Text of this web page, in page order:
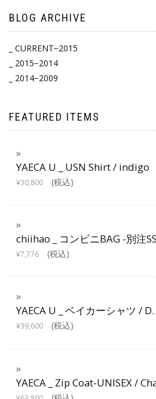
BLOG ARCHIVE
_ CURRENT−2015
_ 2015−2014
_ 2014−2009
FEATURED ITEMS
YAECA U _ USN Shirt / indigo
¥30,800 (税込)
chiihao _ コンビニBAG -別注
¥7,776 (税込)
YAECA U _ ベイカーシャツ /
¥39,600 (税込)
YAECA _ Zip Coat-UNISEX /